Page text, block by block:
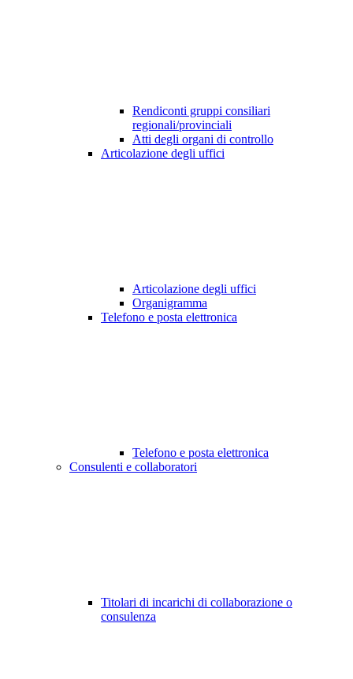
Rendiconti gruppi consiliari
regionali/provinciali
Atti degli organi di controllo
Articolazione degli uffici
Articolazione degli uffici
Organigramma
Telefono e posta elettronica
Telefono e posta elettronica
Consulenti e collaboratori
Titolari di incarichi di collaborazione o
consulenza